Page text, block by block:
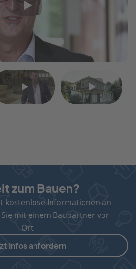
Video
2
Video
zum Bauen?
kostenlose Informationen an
mit einem Baupartner vor
Ort
Infos anfordern